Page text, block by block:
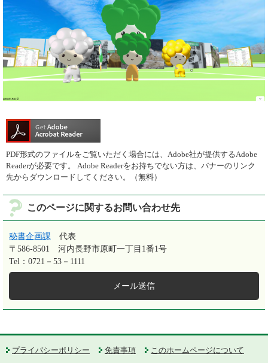
PDF形式のファイルをご覧いただく場合には、Adobe社が提供するAdobe
Readerが必要です。
Adobe Readerをお持ちでない方は、バナーのリンク
先からダウンロードしてください。（無料）
このページに関するお問い合わせ先
秘書企画課
代表
〒586-8501
河内長野市原町一丁目1番1号
Tel：0721－53－1111
メール送信
プライバシーポリシー 免責事項 このホームページについて